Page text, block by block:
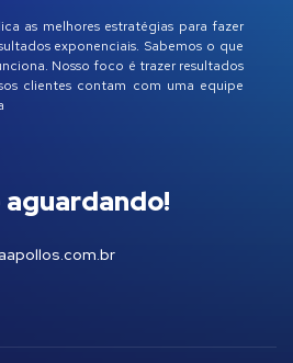
as melhores estratégias para fazer
exponenciais. Sabemos o que
Nosso foco é trazer resultados
clientes contam com uma equipe